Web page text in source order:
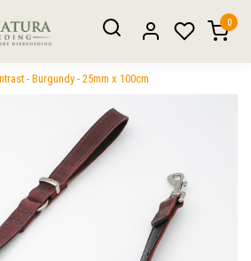
0
- Burgundy - 25mm x 100cm